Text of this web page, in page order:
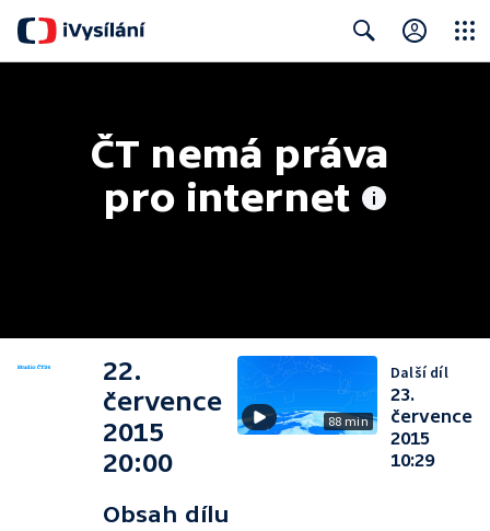
ČT nemá práva
pro internet
22.
července
2015
20:00
Obsah dílu
88 min
Další díl
23.
července
2015
10:29